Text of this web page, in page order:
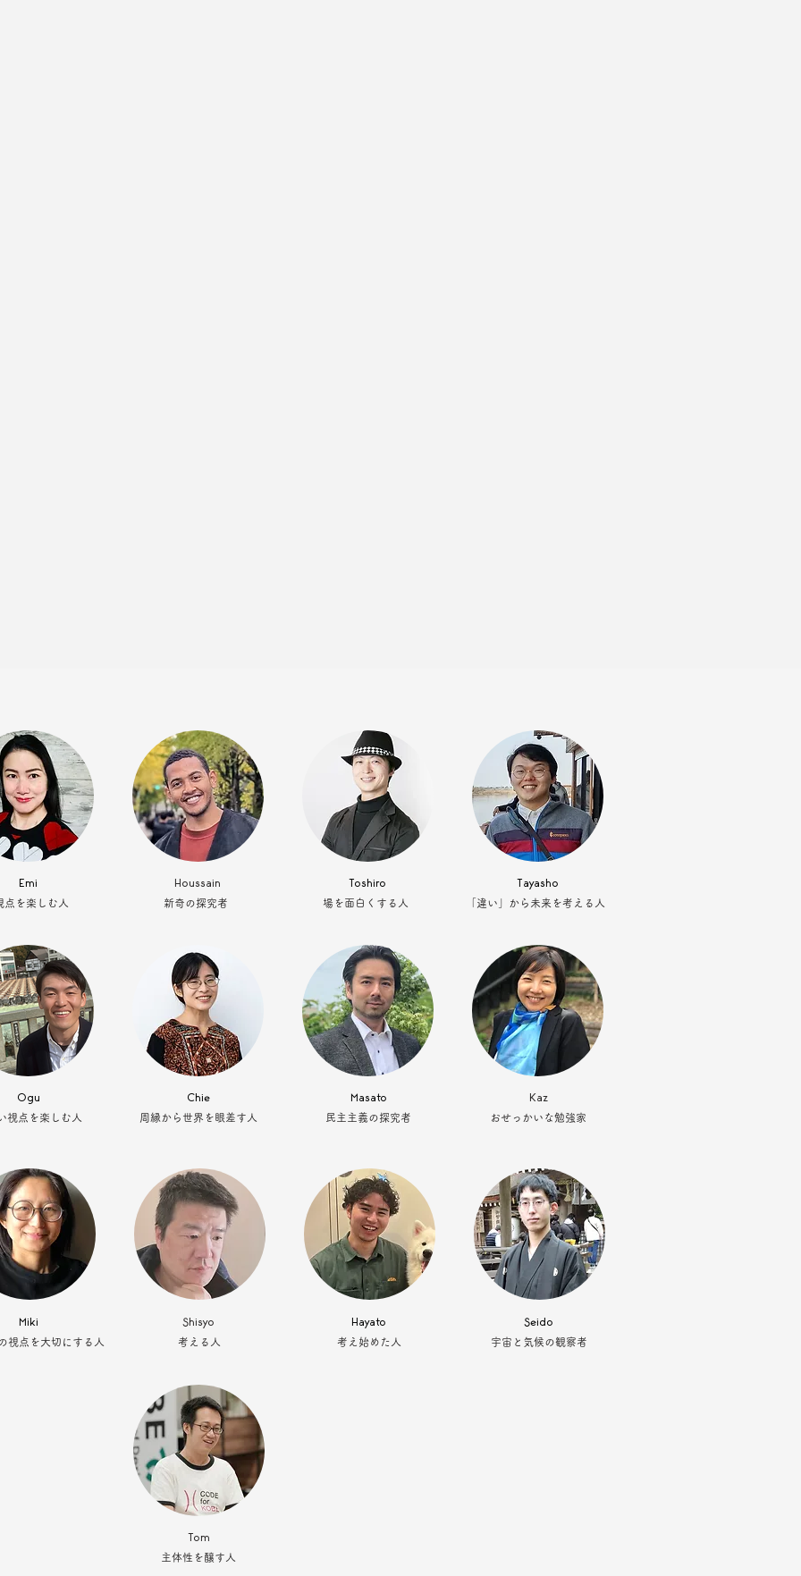
Emi
点を楽しむ人
Houssain
新奇の探究者
Toshiro
場を面白くする人
Tayasho
「違い」から未来を考える人
Ogu
視点を楽しむ人
Chie
周縁から世界を眼差す人
Masato
民主主義の探究者
Kaz
おせっかいな勉強家
Miki
視点を大切にする人
Shisyo
考える人
Hayato
考え始めた人
Seido
宇宙と気候の観察者
Tom
主体性を醸す人